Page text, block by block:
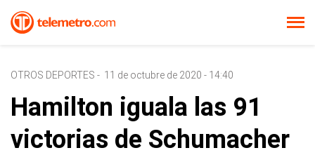
OTROS DEPORTES - 11 de octubre de 2020 - 14:40
Hamilton iguala las 91
victorias de Schumacher